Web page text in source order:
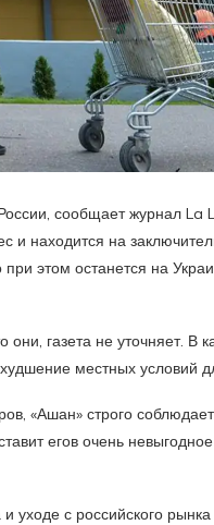
сообщает журнал La
и находится на
при этом останется на
газета не уточняет. В
местных условий
«Ашан» строго
егов очень
с российского